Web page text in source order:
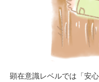
顕在意識レベルでは「安